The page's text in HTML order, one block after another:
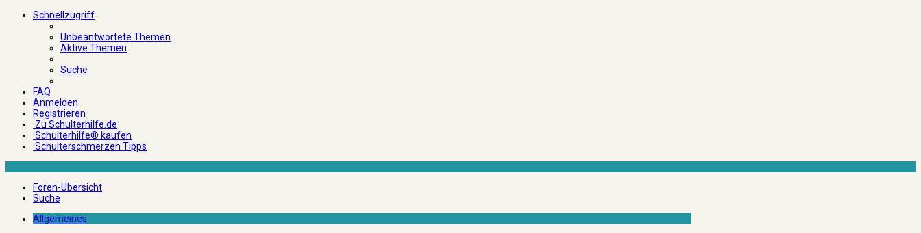
Schnellzugriff
Unbeantwortete Themen
Aktive Themen
Suche
FAQ
Anmelden
Registrieren
Zu Schulterhilfe.de
Schulterhilfe® kaufen
Schulterschmerzen Tipps
Foren-Übersicht
Suche
Allgemeines